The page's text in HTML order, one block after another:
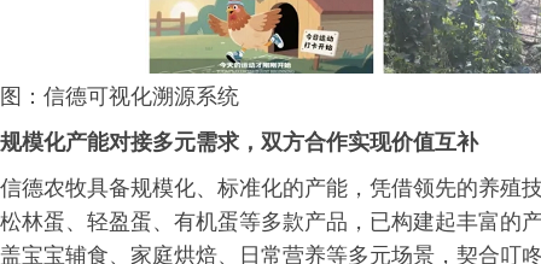
图：信德可视化溯源系统
规模化产能对接多元需求，双方合作实现价值互补
信德农牧具备规模化、标准化的产能，凭借领先的养殖
松林蛋、轻盈蛋、有机蛋等多款产品，已构建起丰富的
盖宝宝辅食、家庭烘焙、日常营养等多元场景，契合叮